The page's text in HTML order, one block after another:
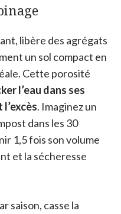
libère des agrégats
un sol compact en
Cette porosité
l’eau dans ses
. Imaginez un
dans les 30
1,5 fois son volume
et la sécheresse
saison, casse la